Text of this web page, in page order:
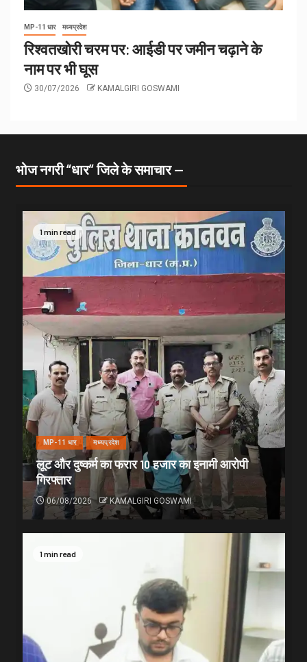
MP-11 धार मध्यप्रदेश
रिश्वतखोरी चरम पर: आईडी पर जमीन चढ़ाने के
नाम पर भी घूस
30/07/2026 KAMALGIRI GOSWAMI
भोज नगरी “धार” जिले के समाचार —
1 min read
MP-11 धार मध्यप्रदेश
लूट और दुष्कर्म का फरार 10 हजार का इनामी आरोपी
गिरफ्तार
06/08/2026 KAMALGIRI GOSWAMI
1 min read